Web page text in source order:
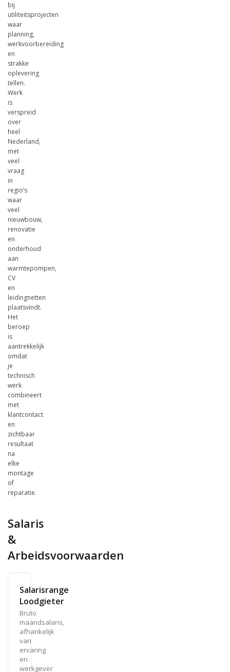
bij
utiliteitsprojecten
waar
planning,
werkvoorbereiding
en
strakke
oplevering
tellen.
Werk
is
verspreid
over
heel
Nederland,
met
veel
vraag
in
regio’s
waar
veel
nieuwbouw,
renovatie
en
onderhoud
aan
warmtepompen,
CV
en
leidingnetten
plaatsvindt.
Het
beroep
is
aantrekkelijk
omdat
je
technisch
werk
combineert
met
klantcontact
en
zichtbaar
resultaat
na
elke
montage
of
reparatie.
Salaris
&
Arbeidsvoorwaarden
Salarisrange
Loodgieter
Bruto
maandsalaris,
afhankelijk
van
ervaring
en
werkgever